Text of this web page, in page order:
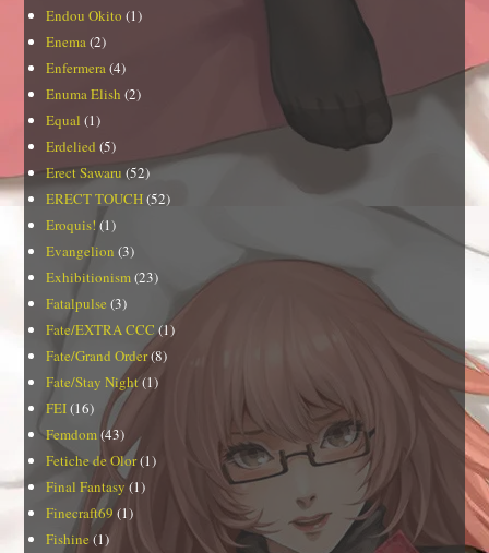
Endou Okito (1)
Enema (2)
Enfermera (4)
Enuma Elish (2)
Equal (1)
Erdelied (5)
Erect Sawaru (52)
ERECT TOUCH(52)
Eroquis! (1)
Evangelion (3)
Exhibitionism (23)
Fatalpulse (3)
Fate/EXTRA CCC (1)
Fate/Grand Order(8)
Fate/Stay Night(1)
FEI(16)
Femdom (43)
Fetiche de Olor(1)
Final Fantasy (1)
Finecraft69 (1)
Fishine (1)